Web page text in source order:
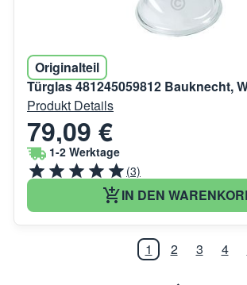
Originalteil
Türglas 481245059812 Bauknecht,
Produkt Details
79,09 €
1-2 Werktage
(3)
IN DEN
1 2 3 4